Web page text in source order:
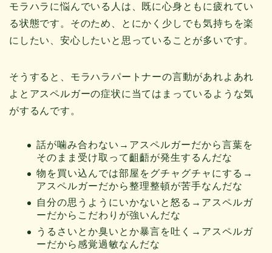
モラハラに悩んでいる人は、既に心身ともに疲れてい
る状態です。そのため、とにかく少しでも気持ちを楽
にしたい、安心したいと思っていることが多いです。
そうすると、モラハラパートナーの言動があれよあれ
よとアスペルガーの症状に当てはまっているような気
がするんです。
話が噛み合わない→アスペルガーだから言葉を
そのまま受け取って齟齬が発生するんだな
物を買い込んでは部屋をグチャグチャにする→
アスペルガーだから整理整頓が苦手なんだな
自分の思うようにいかないと怒る→アスペルガ
ーだからこだわりが強いんだな
うるさいとか臭いとか暴言を吐く→アスペルガ
ーだから感覚過敏なんだな